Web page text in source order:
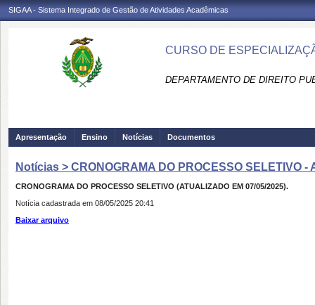
SIGAA - Sistema Integrado de Gestão de Atividades Acadêmicas
CURSO DE
DEPARTAMENTO DE DIREITO
Apresentação Ensino Notícias Documentos
Notícias > CRONOGRAMA DO PROCESSO SELETIVO -
CRONOGRAMA DO PROCESSO SELETIVO (ATUALIZADO EM 07/05/2025).
Notícia cadastrada em 08/05/2025 20:41
Baixar arquivo